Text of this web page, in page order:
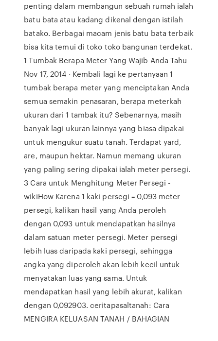
penting dalam membangun sebuah rumah ialah
batu bata atau kadang dikenal dengan istilah
batako. Berbagai macam jenis batu bata terbaik
bisa kita temui di toko toko bangunan terdekat.
1 Tumbak Berapa Meter Yang Wajib Anda Tahu
Nov 17, 2014 · Kembali lagi ke pertanyaan 1
tumbak berapa meter yang menciptakan Anda
semua semakin penasaran, berapa meterkah
ukuran dari 1 tambak itu? Sebenarnya, masih
banyak lagi ukuran lainnya yang biasa dipakai
untuk mengukur suatu tanah. Terdapat yard,
are, maupun hektar. Namun memang ukuran
yang paling sering dipakai ialah meter persegi.
3 Cara untuk Menghitung Meter Persegi -
wikiHow Karena 1 kaki persegi = 0,093 meter
persegi, kalikan hasil yang Anda peroleh
dengan 0,093 untuk mendapatkan hasilnya
dalam satuan meter persegi. Meter persegi
lebih luas daripada kaki persegi, sehingga
angka yang diperoleh akan lebih kecil untuk
menyatakan luas yang sama. Untuk
mendapatkan hasil yang lebih akurat, kalikan
dengan 0,092903. ceritapasaltanah: Cara
MENGIRA KELUASAN TANAH / BAHAGIAN